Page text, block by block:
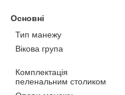
Основні
Тип манежу
Вікова група
Комплектація
пеленальним столиком